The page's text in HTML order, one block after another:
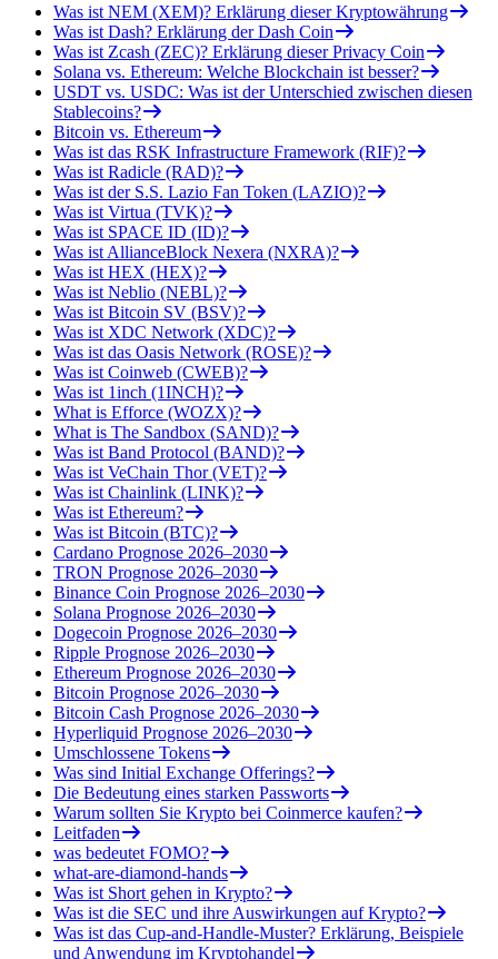
Was ist NEM (XEM)? Erklärung dieser Kryptowährung
Was ist Dash? Erklärung der Dash Coin
Was ist Zcash (ZEC)? Erklärung dieser Privacy Coin
Solana vs. Ethereum: Welche Blockchain ist besser?
USDT vs. USDC: Was ist der Unterschied zwischen diesen
Stablecoins?
Bitcoin vs. Ethereum
Was ist das RSK Infrastructure Framework (RIF)?
Was ist Radicle (RAD)?
Was ist der S.S. Lazio Fan Token (LAZIO)?
Was ist Virtua (TVK)?
Was ist SPACE ID (ID)?
Was ist AllianceBlock Nexera (NXRA)?
Was ist HEX (HEX)?
Was ist Neblio (NEBL)?
Was ist Bitcoin SV (BSV)?
Was ist XDC Network (XDC)?
Was ist das Oasis Network (ROSE)?
Was ist Coinweb (CWEB)?
Was ist 1inch (1INCH)?
What is Efforce (WOZX)?
What is The Sandbox (SAND)?
Was ist Band Protocol (BAND)?
Was ist VeChain Thor (VET)?
Was ist Chainlink (LINK)?
Was ist Ethereum?
Was ist Bitcoin (BTC)?
Cardano Prognose 2026–2030
TRON Prognose 2026–2030
Binance Coin Prognose 2026–2030
Solana Prognose 2026–2030
Dogecoin Prognose 2026–2030
Ripple Prognose 2026–2030
Ethereum Prognose 2026–2030
Bitcoin Prognose 2026–2030
Bitcoin Cash Prognose 2026–2030
Hyperliquid Prognose 2026–2030
Umschlossene Tokens
Was sind Initial Exchange Offerings?
Die Bedeutung eines starken Passworts
Warum sollten Sie Krypto bei Coinmerce kaufen?
Leitfaden
was bedeutet FOMO?
what-are-diamond-hands
Was ist Short gehen in Krypto?
Was ist die SEC und ihre Auswirkungen auf Krypto?
Was ist das Cup-and-Handle-Muster? Erklärung, Beispiele
und Anwendung im Kryptohandel